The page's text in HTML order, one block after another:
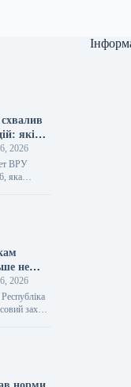
які
2026
ВРУ
яка
не
захист
2026
захист